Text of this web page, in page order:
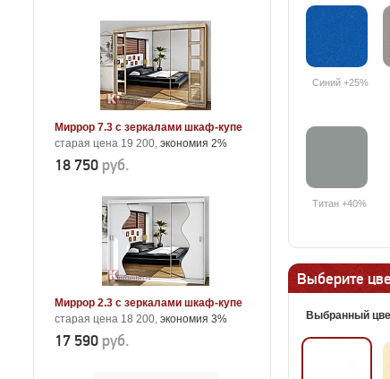
Миррор 7.3 с зеркалами шкаф-купе
старая цена 19 200, экономия 2%
18 750 руб.
Миррор 2.3 с зеркалами шкаф-купе
старая цена 18 200, экономия 3%
17 590 руб.
Синий +25%
Титан +40%
Выберите
Выбранный